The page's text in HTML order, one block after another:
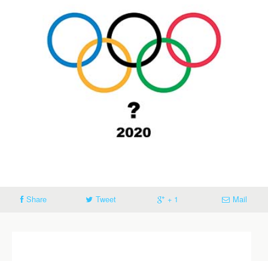
Share Tweet + 1 Mail